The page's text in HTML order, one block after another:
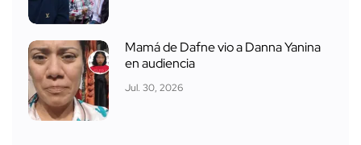
Mamá de Dafne vio a Danna Yanina
en audiencia
Jul. 30, 2026